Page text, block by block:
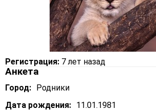
Регистрация: 7 лет назад
Анкета
Город:
Родники
Дата рождения: 11.01.1981